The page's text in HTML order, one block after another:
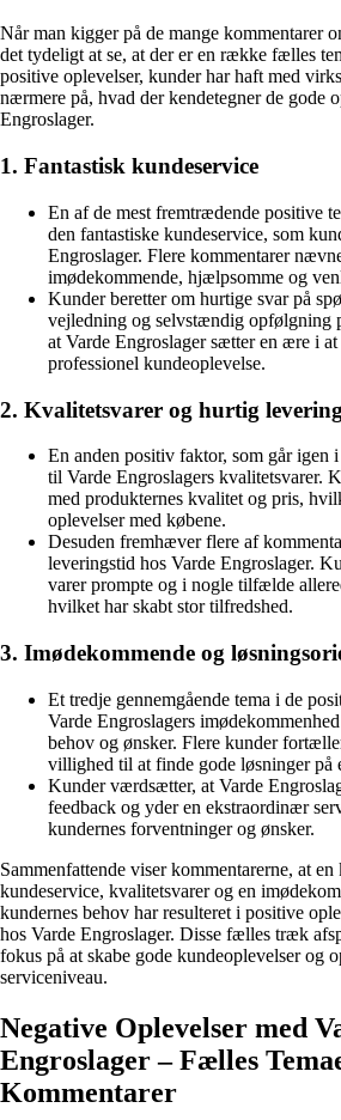
Når man kigger på de mange kommentarer
det tydeligt at se, at der er en række fælles
positive oplevelser, kunder har haft med
nærmere på, hvad der kendetegner de gode
Engroslager.
1. Fantastisk kundeservice
En af de mest fremtrædende positive
den fantastiske kundeservice, som
Engroslager. Flere kommentarer
imødekommende, hjælpsomme og
Kunder beretter om hurtige svar på
vejledning og selvstændig opfølgning
at Varde Engroslager sætter en ære i
professionel kundeoplevelse.
2. Kvalitetsvarer og hurtig levering
En anden positiv faktor, som går igen
til Varde Engroslagers kvalitetsvarer.
med produkternes kvalitet og pris,
oplevelser med købene.
Desuden fremhæver flere af
leveringstid hos Varde Engroslager.
varer prompte og i nogle tilfælde
hvilket har skabt stor tilfredshed.
3. Imødekommende og
Et tredje gennemgående tema i de
Varde Engroslagers
behov og ønsker. Flere kunder
villighed til at finde gode løsninger på
Kunder værdsætter, at Varde
feedback og yder en ekstraordinær
kundernes forventninger og ønsker.
Sammenfattende viser kommentarerne, at
kundeservice, kvalitetsvarer og en
kundernes behov har resulteret i positive
hos Varde Engroslager. Disse fælles træk
fokus på at skabe gode kundeoplevelser og
serviceniveau.
Negative Oplevelser med
Engroslager – Fælles
Kommentarer